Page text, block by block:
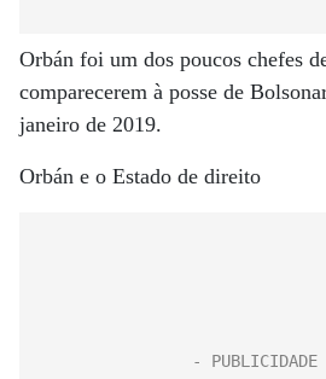
Orbán foi um dos poucos chefes
comparecerem à posse de
janeiro de 2019.
Orbán e o Estado de direito